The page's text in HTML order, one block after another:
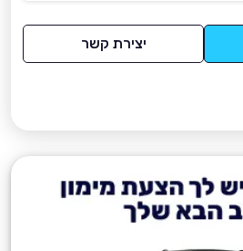
יצירת קשר